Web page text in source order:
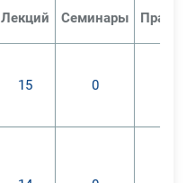
Лекций Семинары
15 0